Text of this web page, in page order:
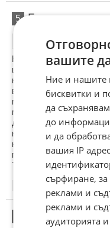
5 Б-г
ОТГОВОР
Няма значение дали
ще трябва да си го
набиват нещо в
важните клечки са от
минава Животът за
мечтите Ви в
действителността Ви в
което не са
не е
продават.Кой още
Търговията?
01.02.2013
Трибал
вашите
Ние и нашите
бисквитки и
да
до
и да
вашия IP
сърфиране,
реклами и
реклами и
аудиторията